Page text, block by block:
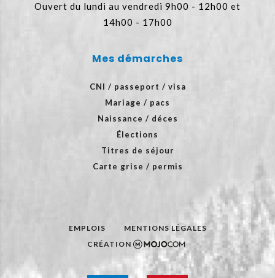
Ouvert du lundi au vendredi 9h00 - 12h00 et
14h00 - 17h00
Mes démarches
CNI / passeport / visa
Mariage / pacs
Naissance / déces
Élections
Titres de séjour
Carte grise / permis
EMPLOIS
MENTIONS LÉGALES
CRÉATION